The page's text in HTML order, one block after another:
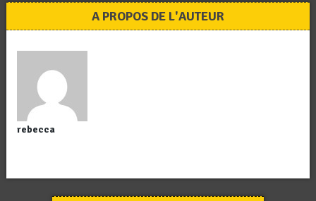
A PROPOS DE L'AUTEUR
rebecca